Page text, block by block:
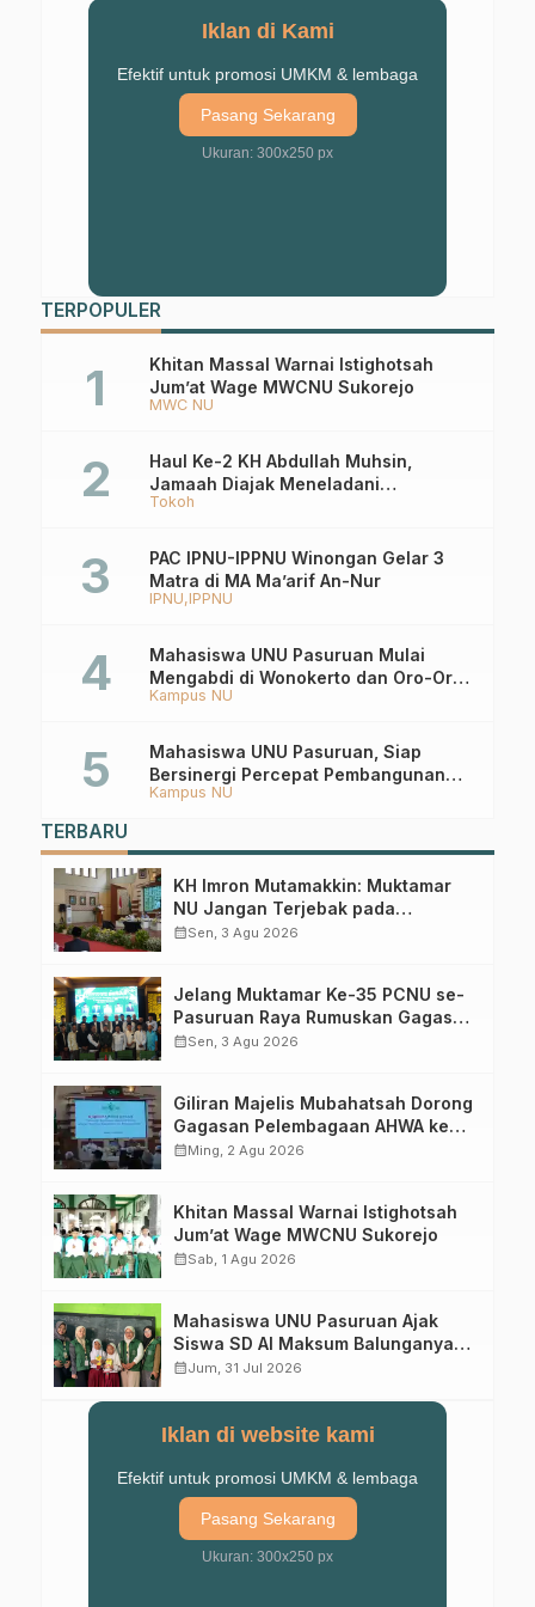
Iklan di Kami
Efektif untuk promosi UMKM & lembaga
Pasang Sekarang
Ukuran: 300x250 px
TERPOPULER
MWC NU
Khitan Massal Warnai Istighotsah
Jum’at Wage MWCNU Sukorejo
Tokoh
Haul Ke-2 KH Abdullah Muhsin,
Jamaah Diajak Meneladani
Keistiqamahan
IPNU IPPNU
PAC IPNU-IPPNU Winongan Gelar 3
Matra di MA Ma’arif An-Nur
Kampus NU
Mahasiswa UNU Pasuruan Mulai
Mengabdi di Wonokerto dan Oro-Oro
Ombo Wetan Berikut Programnya
Kampus NU
Mahasiswa UNU Pasuruan, Siap
Bersinergi Percepat Pembangunan
Desa Toyaning
TERBARU
KH Imron Mutamakkin: Muktamar
NU Jangan Terjebak pada
Perebutan Kursi Ketua Umum
calendar_monthSen, 3 Agu 2026
Jelang Muktamar Ke-35 PCNU se-
Pasuruan Raya Rumuskan Gagasan
Transformasi Gerakan NU Menuju
calendar_monthSen, 3 Agu 2026
Giliran Majelis Mubahatsah Dorong
Gagasan Pelembagaan AHWA ke
Forum Muktamar Mendatang
calendar_monthMing, 2 Agu 2026
Khitan Massal Warnai Istighotsah
Jum’at Wage MWCNU Sukorejo
calendar_monthSab, 1 Agu 2026
Mahasiswa UNU Pasuruan Ajak
Siswa SD Al Maksum Balunganyar
Kuasai Penjumlahan Bersusun
calendar_monthJum, 31 Jul 2026
Iklan di website kami
Efektif untuk promosi UMKM & lembaga
Pasang Sekarang
Ukuran: 300x250 px